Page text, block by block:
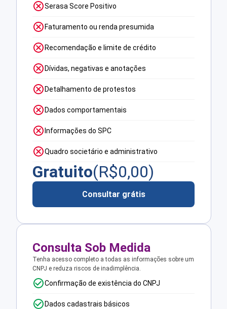
Serasa Score Positivo
Faturamento ou renda presumida
Recomendação e limite de crédito
Dívidas, negativas e anotações
Detalhamento de protestos
Dados comportamentais
Informações do SPC
Quadro societário e administrativo
Gratuito(R$0,00)
Consultar grátis
Consulta Sob Medida
Tenha acesso completo a todas as informações sobre um
CNPJ e reduza riscos de inadimplência.
Confirmação de existência do CNPJ
Dados cadastrais básicos